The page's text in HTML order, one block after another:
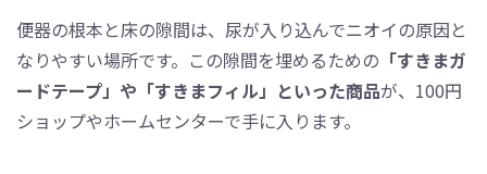
便器の根本と床の隙間は、尿が入り込んでニオイの原因と
なりやすい場所です。この隙間を埋めるための 「すきまガ
ードテープ」や「すきまフィル」といった商品が、100円
ショップやホームセンターで手に入ります。